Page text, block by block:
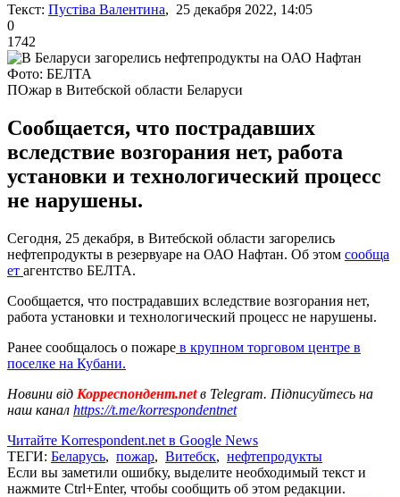
Текст: Пустіва Валентина, 25 декабря 2022, 14:05
0
1742
Фото: БЕЛТА
ПОжар в Витебской области Беларуси
Сообщается, что пострадавших
вследствие возгорания нет, работа
установки и технологический процесс
не нарушены.
Сегодня, 25 декабря, в Витебской области загорелись
нефтепродукты в резервуаре на ОАО Нафтан. Об этом сообща
ет агентство БЕЛТА.
Сообщается, что пострадавших вследствие возгорания нет,
работа установки и технологический процесс не нарушены.
Ранее сообщалось о пожаре в крупном торговом центре в
поселке на Кубани.
Новини від Корреспондент.netв Telegram. Підписуйтесь на
наш канал https://t.me/korrespondentnet
Читайте Korrespondent.net в Google News
ТЕГИ: Беларусь, пожар, Витебск, нефтепродукты
Если вы заметили ошибку, выделите необходимый текст и
нажмите Ctrl+Enter, чтобы сообщить об этом редакции.